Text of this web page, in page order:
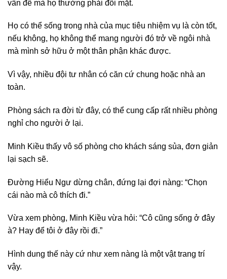
vấn đề mà họ thường phải đối mặt.
Họ có thể sống trong nhà của mục tiêu nhiệm vụ là còn tốt,
nếu không, họ không thể mang người đó trở về ngôi nhà
mà mình sở hữu ở một thân phận khác được.
Vì vậy, nhiều đội tư nhân có căn cứ chung hoặc nhà an
toàn.
Phòng sách ra đời từ đây, có thể cung cấp rất nhiều phòng
nghỉ cho người ở lại.
Minh Kiều thấy vô số phòng cho khách sáng sủa, đơn giản
lại sạch sẽ.
Đường Hiểu Ngư dừng chân, đứng lại đợi nàng: “Chọn
cái nào mà cô thích đi.”
Vừa xem phòng, Minh Kiều vừa hỏi: “Cô cũng sống ở đây
à? Hay để tôi ở đây rồi đi.”
Hình dung thế này cứ như xem nàng là một vật trang trí
vậy.